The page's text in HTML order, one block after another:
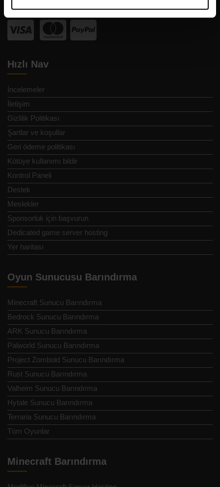
Hızlı Nav
İncelemeler
İletişim
Gizlilik Politikası
Şartlar ve koşullar
Geri ödeme politikası
Kötüye kullanımı bildir
Kontrol Paneli
Destek
Meslekler
Sponsorluk için başvurun
Dedicated game server hosting
Yer haritası
Oyun Sunucusu Barındırma
Minecraft Sunucu Barındırma
Bedrock Sunucu Barındırma
ARK Sunucu Barındırma
Palworld Sunucu Barındırma
Project Zomboid Sunucu Barındırma
Rust Sunucu Barındırma
Valheim Sunucu Barındırma
Hytale Sunucu Barındırma
Terraria Sunucu Barındırma
Tüm Oyunlar
Minecraft Barındırma